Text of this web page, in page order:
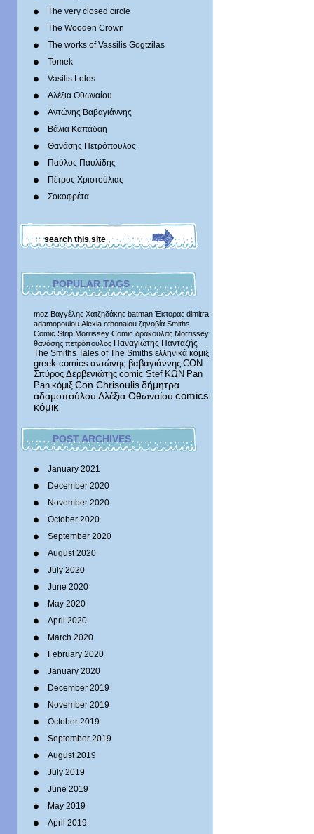
The very closed circle
The Wooden Crown
The works of Vassilis Gogtzilas
Tomek
Vasilis Lolos
Αλέξια Οθωναίου
Αντώνης Βαβαγιάννης
Βάλια Καπάδαη
Θανάσης Πετρόπουλος
Παύλος Παυλίδης
Πέτρος Χριστούλιας
Σοκοφρέτα
POPULAR TAGS
moz Βαγγέλης Χατζηδάκης batman Έκτορας dimitra
adamopoulou Alexia othonaiou ζηνοβία Smiths
Comic Strip Morrissey Comic δράκουλας Morrissey
θανάσης πετρόπουλος Παναγιώτης Πανταζής
The Smiths Tales of The Smiths ελληνικά κόμιξ
greek comics αντώνης βαβαγιάννης CON
Σπύρος Δερβενιώτης comic Stef ΚΩΝ Pan
Pan κόμιξ Con Chrisoulis δήμητρα
αδαμοπούλου Αλέξια Οθωναίου comics
κόμικ
POST ARCHIVES
January 2021
December 2020
November 2020
October 2020
September 2020
August 2020
July 2020
June 2020
May 2020
April 2020
March 2020
February 2020
January 2020
December 2019
November 2019
October 2019
September 2019
August 2019
July 2019
June 2019
May 2019
April 2019